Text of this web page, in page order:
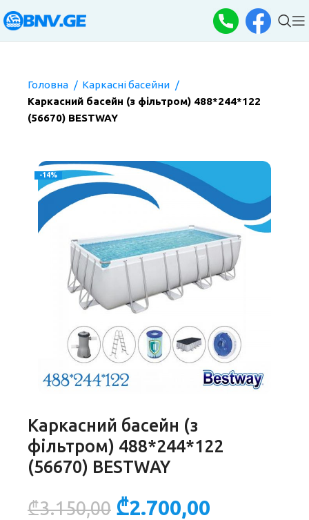
Головна
Каркасні басейни
Каркасний басейн (з фільтром) 488*244*122
(56670) BESTWAY
-14%
Каркасний басейн (з
фільтром) 488*244*122
(56670) BESTWAY
₾3.150,00 ₾2.700,00